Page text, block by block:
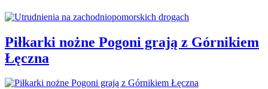
Piłkarki nożne Pogoni grają z Górnikiem
Łęczna